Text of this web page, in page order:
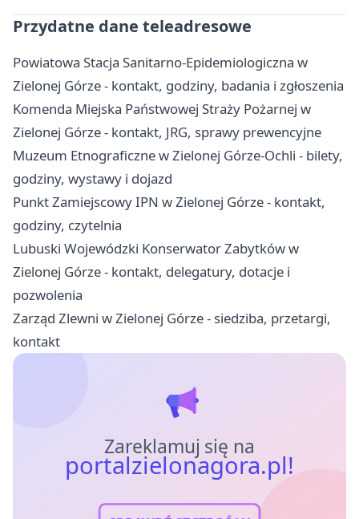
Przydatne dane teleadresowe
Powiatowa Stacja Sanitarno-Epidemiologiczna w
Zielonej Górze - kontakt, godziny, badania i zgłoszenia
Komenda Miejska Państwowej Straży Pożarnej w
Zielonej Górze - kontakt, JRG, sprawy prewencyjne
Muzeum Etnograficzne w Zielonej Górze-Ochli - bilety,
godziny, wystawy i dojazd
Punkt Zamiejscowy IPN w Zielonej Górze - kontakt,
godziny, czytelnia
Lubuski Wojewódzki Konserwator Zabytków w
Zielonej Górze - kontakt, delegatury, dotacje i
pozwolenia
Zarząd Zlewni w Zielonej Górze - siedziba, przetargi,
kontakt
Zareklamuj się na
portalzielonagora.pl!